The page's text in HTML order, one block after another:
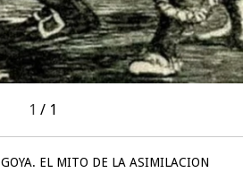
1 / 1
GOYA. EL MITO DE LA ASIMILACION